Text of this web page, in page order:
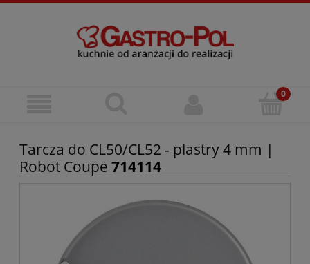
Tarcza do CL50/CL52 - plastry 4 mm |
Robot Coupe 714114